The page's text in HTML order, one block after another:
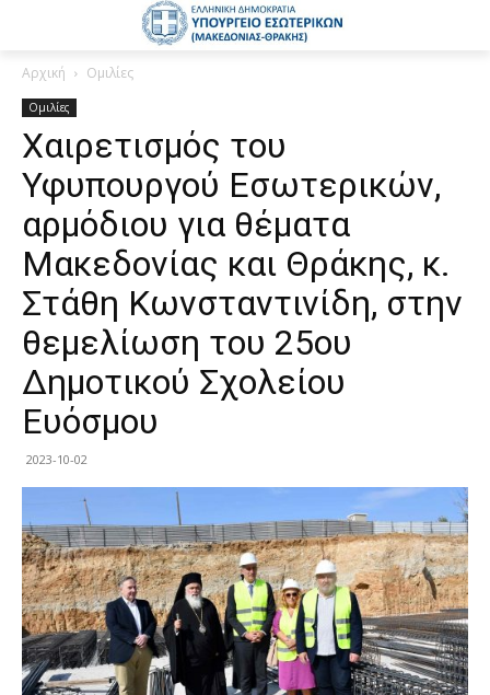
Αρχική Ομιλίες
Ομιλίες
Χαιρετισμός του
Υφυπουργού Εσωτερικών,
αρμόδιου για θέματα
Μακεδονίας και Θράκης, κ.
Στάθη Κωνσταντινίδη, στην
θεμελίωση του 25ου
Δημοτικού Σχολείου
Ευόσμου
2023-10-02